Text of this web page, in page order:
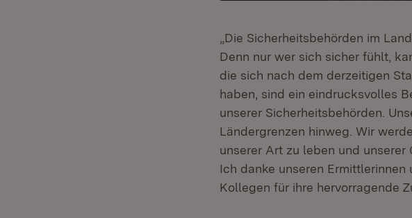
„Die Sicherheitsbehörden im
Denn nur wer sich sicher fühlt,
die sich nach dem derzeitigen
haben, sind ein eindrucksvolles
unserer Sicherheitsbehörden.
Ländergrenzen hinweg. Wir
unserer Art zu leben und
Ich danke unseren
Kollegen für ihre hervorragende